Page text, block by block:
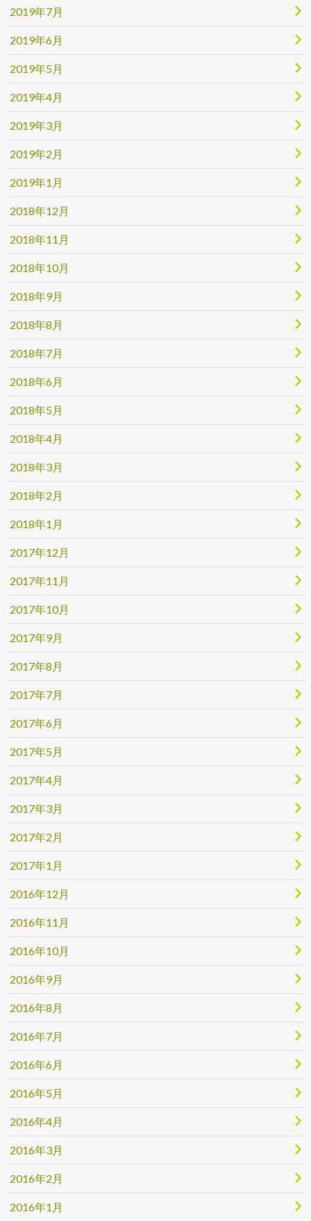
2019年7月
2019年6月
2019年5月
2019年4月
2019年3月
2019年2月
2019年1月
2018年12月
2018年11月
2018年10月
2018年9月
2018年8月
2018年7月
2018年6月
2018年5月
2018年4月
2018年3月
2018年2月
2018年1月
2017年12月
2017年11月
2017年10月
2017年9月
2017年8月
2017年7月
2017年6月
2017年5月
2017年4月
2017年3月
2017年2月
2017年1月
2016年12月
2016年11月
2016年10月
2016年9月
2016年8月
2016年7月
2016年6月
2016年5月
2016年4月
2016年3月
2016年2月
2016年1月